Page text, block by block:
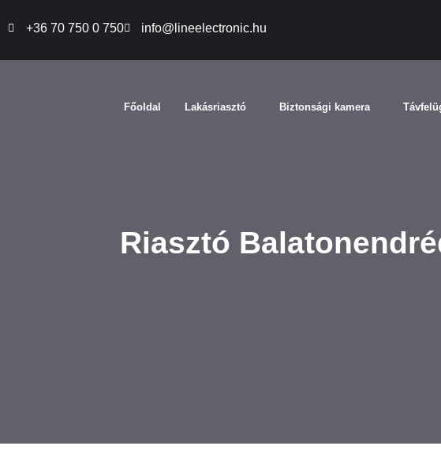
+36 70 750 0 750 info@lineelectronic.hu
Főoldal Lakásriasztó Biztonsági kamera
Riasztó